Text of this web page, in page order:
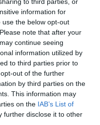
information for
the below opt-out
note that after your
continue seeing
information utilized by
to third parties prior to
out of the further
by third parties on the
This information may
on the IAB’s List of
further disclose it to other
származó, releváns
valamennyi
és a
tájékoztatásul
széles
lehetőséget biztosít az
– inputgyártók,
és egyéb
a szakmai
az életünk és ezzel
alapú folyamatok
ügyintézésre csak a
digitális csatornákon 0-24
intézünk. Ám most a
és az ügyfél front-
forradalom, és az
képes AI-